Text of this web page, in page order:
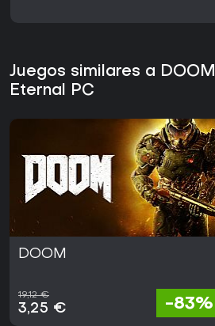
Juegos similares a DOOM
Eternal PC
DOOM
19,12 €
3,25 € -83%